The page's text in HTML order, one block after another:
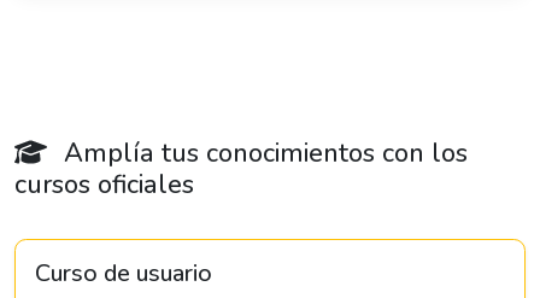
Amplía tus conocimientos con los
cursos oficiales
Curso de usuario